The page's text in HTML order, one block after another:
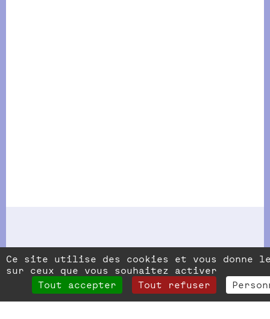
Facebook
Moulin
Instagram
du
Moulin
Flickr
du
Moulin
Youtube
du
Moulin
Vimeo
du
Moulin
Le Moulin Fondu, Oposito - CNAREP
Ce site utilise des cookies et vous donne
sur ceux que vous souhaitez activer
Tout accepter
Tout refuser